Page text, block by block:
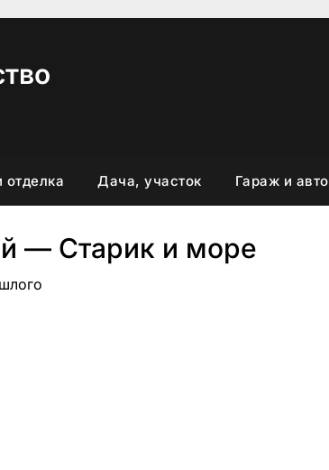
отделка Дача, участок Гараж и авто
— Старик и море